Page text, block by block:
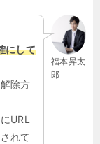
福本昇太
郎
にして
除方
URL
れて